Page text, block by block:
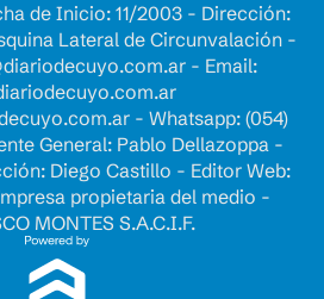
de Inicio: 11/2003 - Dirección:
Lateral de Circunvalación -
- Email:
- Whatsapp: (054)
General: Pablo Dellazoppa -
Diego Castillo - Editor Web:
propietaria del medio -
MONTES S.A.C.I.F.